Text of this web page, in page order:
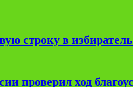
строку в
проверил ход